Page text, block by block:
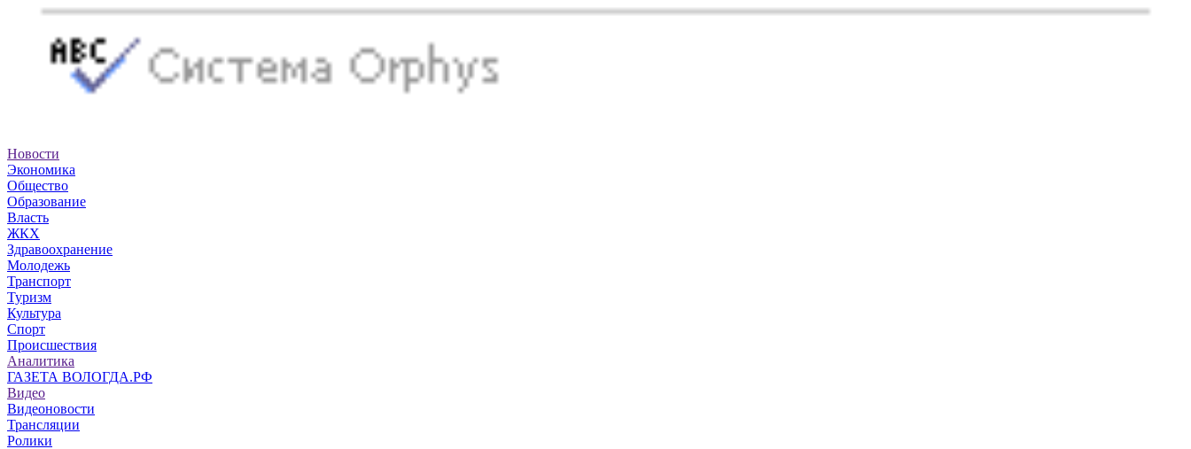
Новости
Экономика
Общество
Образование
Власть
ЖКХ
Здравоохранение
Молодежь
Транспорт
Туризм
Культура
Спорт
Происшествия
Аналитика
ГАЗЕТА ВОЛОГДА.РФ
Видео
Видеоновости
Трансляции
Ролики